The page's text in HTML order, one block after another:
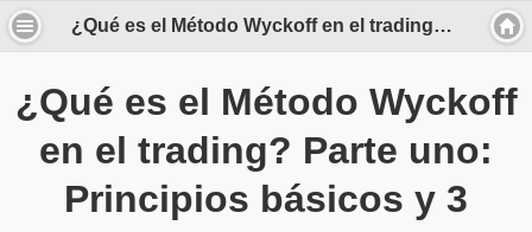
¿Qué es el Método Wyckoff en el trading? Parte uno: Principios básicos y 3 leyes
¿Qué es el Método Wyckoff
en el trading? Parte uno:
Principios básicos y 3